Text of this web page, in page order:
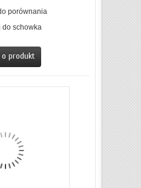
porównania
do schowka
produkt